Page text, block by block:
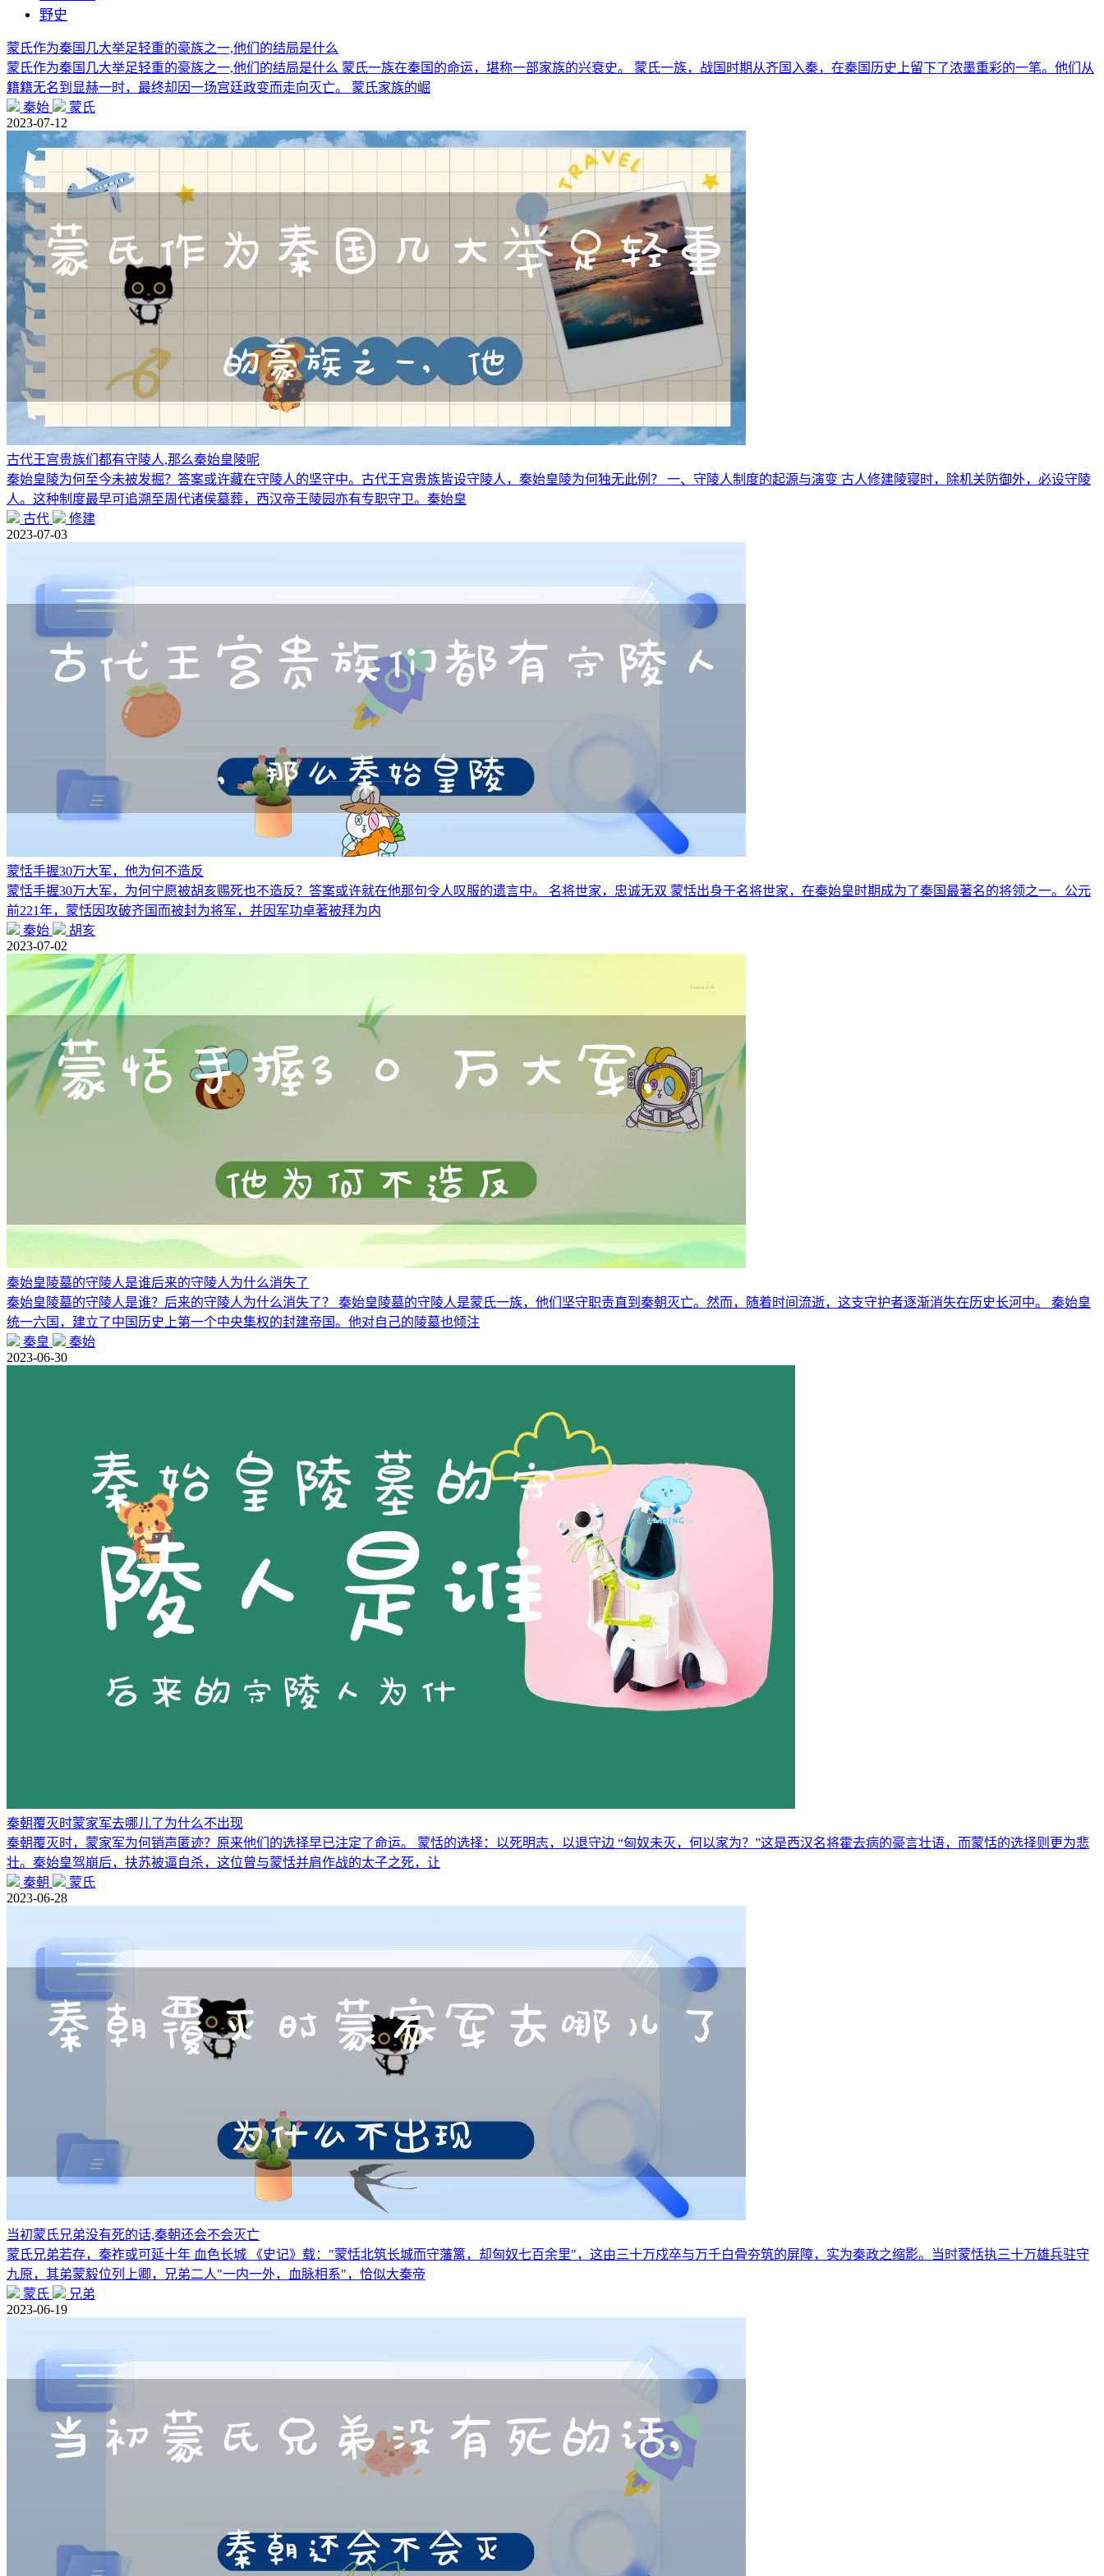
野史
蒙氏作为秦国几大举足轻重的豪族之一,他们的结局是什么
蒙氏作为秦国几大举足轻重的豪族之一,他们的结局是什么 蒙氏一族在秦国的命运，堪称一部家族的兴衰史。 蒙氏一族，战国时期从齐国入秦，在秦国历史上留下了浓墨重彩的一笔。他们从
籍籍无名到显赫一时，最终却因一场宫廷政变而走向灭亡。 蒙氏家族的崛
秦始
蒙氏
2023-07-12
古代王宫贵族们都有守陵人,那么秦始皇陵呢
秦始皇陵为何至今未被发掘？答案或许藏在守陵人的坚守中。古代王宫贵族皆设守陵人，秦始皇陵为何独无此例？ 一、守陵人制度的起源与演变 古人修建陵寝时，除机关防御外，必设守陵
人。这种制度最早可追溯至周代诸侯墓葬，西汉帝王陵园亦有专职守卫。秦始皇
古代
修建
2023-07-03
蒙恬手握30万大军，他为何不造反
蒙恬手握30万大军，为何宁愿被胡亥赐死也不造反？答案或许就在他那句令人叹服的遗言中。 名将世家，忠诚无双 蒙恬出身于名将世家，在秦始皇时期成为了秦国最著名的将领之一。公元
前221年，蒙恬因攻破齐国而被封为将军，并因军功卓著被拜为内
秦始
胡亥
2023-07-02
秦始皇陵墓的守陵人是谁后来的守陵人为什么消失了
秦始皇陵墓的守陵人是谁？后来的守陵人为什么消失了？ 秦始皇陵墓的守陵人是蒙氏一族，他们坚守职责直到秦朝灭亡。然而，随着时间流逝，这支守护者逐渐消失在历史长河中。 秦始皇
统一六国，建立了中国历史上第一个中央集权的封建帝国。他对自己的陵墓也倾注
秦皇
秦始
2023-06-30
秦朝覆灭时蒙家军去哪儿了为什么不出现
秦朝覆灭时，蒙家军为何销声匿迹？原来他们的选择早已注定了命运。 蒙恬的选择：以死明志，以退守边 “匈奴未灭，何以家为？”这是西汉名将霍去病的豪言壮语，而蒙恬的选择则更为悲
壮。秦始皇驾崩后，扶苏被逼自杀，这位曾与蒙恬并肩作战的太子之死，让
秦朝
蒙氏
2023-06-28
当初蒙氏兄弟没有死的话,秦朝还会不会灭亡
蒙氏兄弟若存，秦祚或可延十年 血色长城 《史记》载："蒙恬北筑长城而守藩篱，却匈奴七百余里"，这由三十万戍卒与万千白骨夯筑的屏障，实为秦政之缩影。当时蒙恬执三十万雄兵驻守
九原，其弟蒙毅位列上卿，兄弟二人"一内一外，血脉相系"，恰似大秦帝
蒙氏
兄弟
2023-06-19